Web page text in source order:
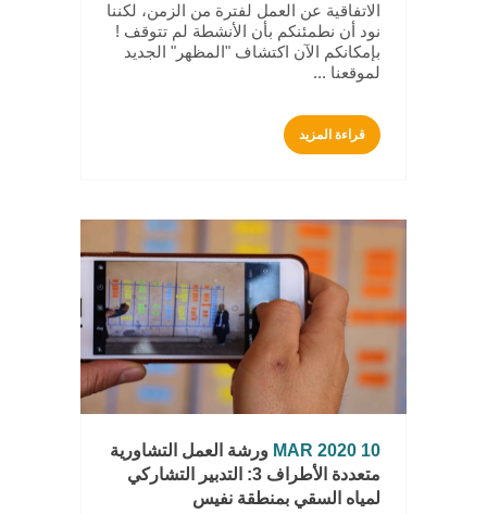
الاتفاقية عن العمل لفترة من الزمن، لكننا
نود أن نطمئنكم بأن الأنشطة لم تتوقف !
بإمكانكم الآن اكتشاف "المظهر" الجديد
لموقعنا ...
قراءة المزيد
10 MAR 2020
ورشة العمل التشاورية
متعددة الأطراف 3: التدبير التشاركي
لمياه السقي بمنطقة نفيس